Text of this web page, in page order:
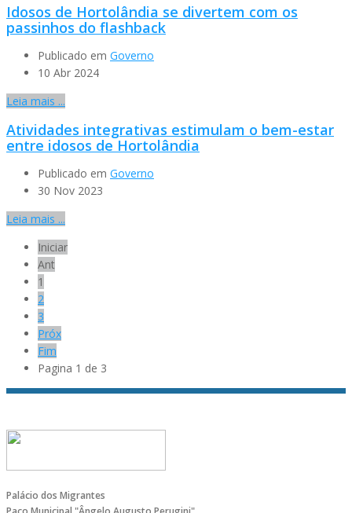
Idosos de Hortolândia se divertem com os
passinhos do flashback
Publicado em Governo
10 Abr 2024
Leia mais ...
Atividades integrativas estimulam o bem-estar
entre idosos de Hortolândia
Publicado em Governo
30 Nov 2023
Leia mais ...
Iniciar
Ant
1
2
3
Próx
Fim
Pagina 1 de 3
Palácio dos Migrantes